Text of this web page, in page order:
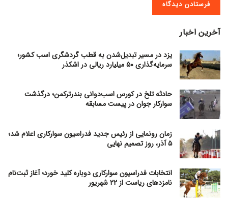
آخرین اخبار
یزد در مسیر تبدیل‌شدن به قطب گردشگری اسب کشور؛
سرمایه‌گذاری ۵۰ میلیارد ریالی در اشکذر
حادثه تلخ در کورس اسب‌دوانی بندرترکمن؛ درگذشت
سوارکار جوان در پیست مسابقه
زمان رونمایی از رئیس جدید فدراسیون سوارکاری اعلام شد؛
۵ آذر، روز تصمیم نهایی
انتخابات فدراسیون سوارکاری دوباره کلید خورد؛ آغاز ثبت‌نام
نامزدهای ریاست از ۲۲ شهریور